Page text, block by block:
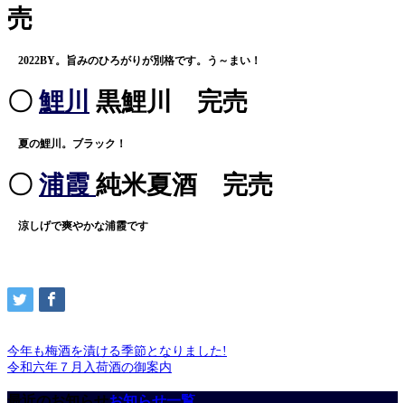
売
2022BY。旨みのひろがりが別格です。う～まい！
〇 鯉川 黒鯉川 完売
夏の鯉川。ブラック！
〇 浦霞 純米夏酒 完売
涼しげで爽やかな浦霞です
今年も梅酒を漬ける季節となりました!
令和六年７月入荷酒の御案内